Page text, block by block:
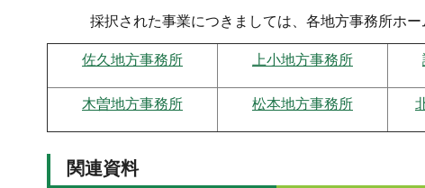
採択された事業につきましては、各地方事務所ホー
佐久地方事務所 上小地方事務所
木曽地方事務所 松本地方事務所
関連資料